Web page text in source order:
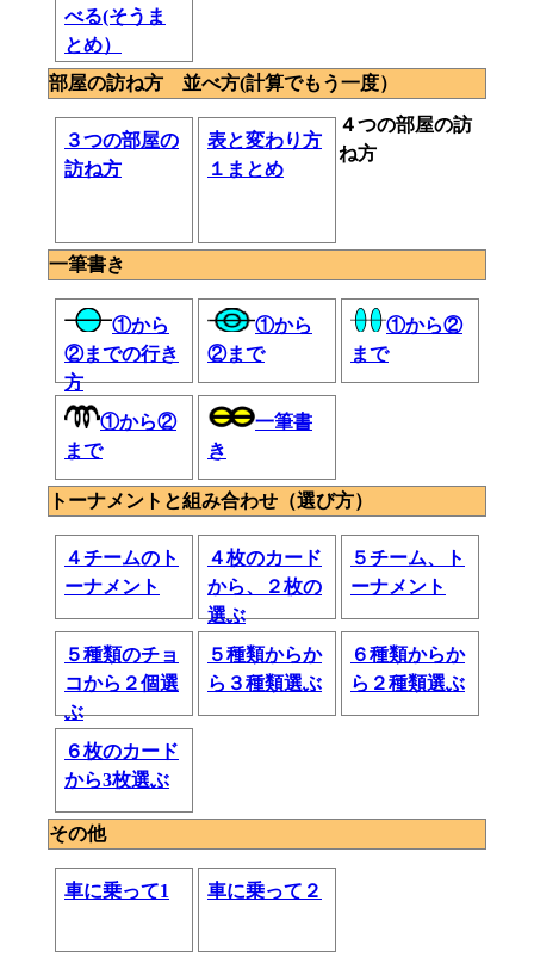
べる(そうま
とめ）
部屋の訪ね方 並べ方(計算でもう一度）
３つの部屋の
訪ね方
表と変わり方
１まとめ
４つの部屋の訪
ね方
一筆書き
①から
②までの行き
方
①から
②まで
①から②
まで
①から②
まで
一筆書
き
トーナメントと組み合わせ（選び方）
４チームのト
ーナメント
４枚のカード
から、２枚の
選ぶ
５チーム、ト
ーナメント
５種類のチョ
コから２個選
ぶ
５種類からか
ら３種類選ぶ
６種類からか
ら２種類選ぶ
６枚のカード
から3枚選ぶ
その他
車に乗って1 車に乗って２